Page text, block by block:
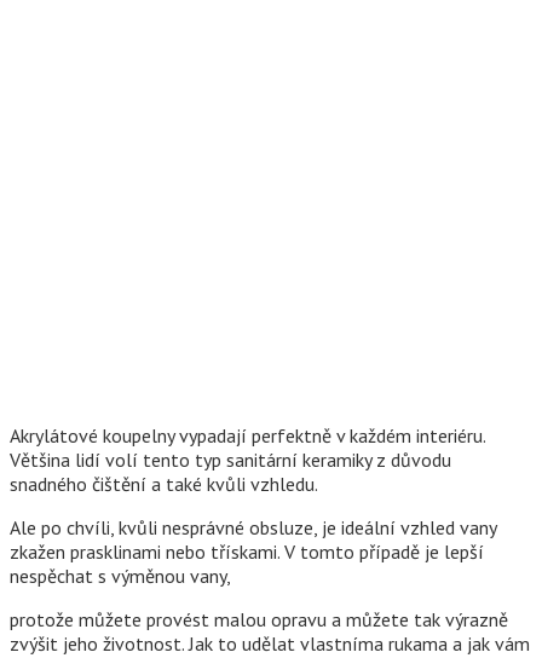
Akrylátové koupelny vypadají perfektně v každém interiéru.
Většina lidí volí tento typ sanitární keramiky z důvodu
snadného čištění a také kvůli vzhledu.
Ale po chvíli, kvůli nesprávné obsluze, je ideální vzhled vany
zkažen prasklinami nebo třískami. V tomto případě je lepší
nespěchat s výměnou vany,
protože můžete provést malou opravu a můžete tak výrazně
zvýšit jeho životnost. Jak to udělat vlastníma rukama a jak vám